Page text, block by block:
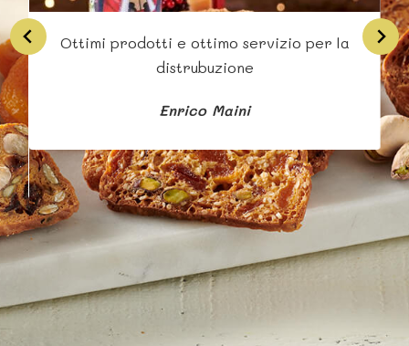
Ottimi prodotti e ottimo servizio per la
distrubuzione
Enrico Maini